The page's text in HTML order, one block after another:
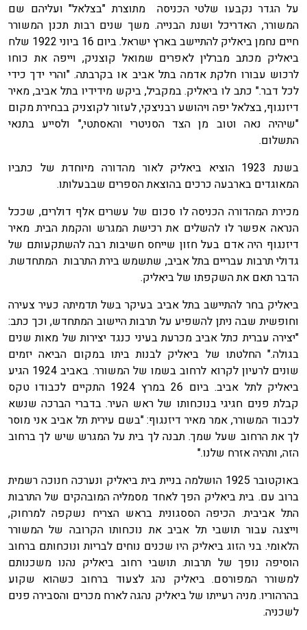
על הגדר נקבעו שלטי הכניסה מתוצרת "בצלאל" ועליהם שם
המשורר, האדריכל ושנת הבנייה. משך שנים רבות תכנן המשורר
חיים נחמן ביאליק להתיישב בארץ ישראל. ביום 16 ביוני 1922 שלח
ביאליק מכתב מברלין לאפרים שמואל קוצניק, וייפה את כוחו
לרכוש עבורו חלקת אדמה בתל אביב או בקרבתה. "והרי ידך כידי
לכל דבר." כתב לו ביאליק. במקביל, ביקש מידידיו בתל אביב, מאיר
דיזנגוף, בצלאל יפה ויהושע רבניצקי, לעזור לקוצניק בבחירת מקום
"שיהיה נאה וטוב מן הצד הסניטרי והאסתטי," ולסייע בתנאי
התשלום.
בשנת 1923 הוציא ביאליק לאור מהדורה מיוחדת של כתביו
המאוגדים בארבעה כרכים בהוצאת הספרים שבבעלותו.
מכירת המהדורה הכניסה לו סכום של עשרים אלף דולרים, שככל
הנראה אפשר לו להשלים את רכישת המגרש והקמת הבית. מאיר
דיזנגוף היה אדם בעל חזון שייחס חשיבות רבה להשתקעותם של
גדולי תרבות עבריים בתל אביב, שתשמש בירת התרבות המתחדשת.
הדבר תאם את השקפתו של ביאליק.
ביאליק בחר להתיישב בתל אביב בעיקר בשל תדמיתה כעיר צעירה
וחופשית שבה ניתן להשפיע על תרבות היישוב המתחדש, וכך כתב:
"יצירה עברית כתל אביב מכרעת בעיני כנגד יצירות של מאות שנים
בגולה." החלטתו של ביאליק לבנות ביתו במקום הביאה יזמים
שונים לרעיון לקרוא לרחוב בשמו של המשורר. באביב 1924 הגיע
ביאליק לתל אביב. ביום 26 במרץ 1924 התקיים לכבודו טקס
קבלת פנים חגיגי בנוכחותו של ראש העיר. בדברי הברכה שנשא
לכבוד המשורר, אמר מאיר דיזנגוף: "בשם עירית תל אביב אני מוסר
לך את הרחוב שעל שמך. תבנה לך בית על המגרש שיש לך ברחוב
הזה, ותהיה אזרח שלנו."
באוקטובר 1925 הושלמה בניית בית ביאליק ונערכה חנוכה רשמית
ברוב עם. בית ביאליק הפך לאחד מסמליה המובהקים של התרבות
התל אביבית. הכיפה הססגונית בראש הצריח נשקפה למרחוק,
וייצגה עבור תושבי תל אביב את נוכחותו הקרובה של המשורר
הלאומי. בני הזוג ביאליק היו שכנים נוחים לבריות ונוכחותם ברחוב
הוסיפה נופך של תרבות. תושבי רחוב ביאליק נהנו משכנותם
למשורר המפורסם. ביאליק נהג לצעוד ברחוב כשהוא שקוע
בהרהוריו. מניה רעייתו של ביאליק נהגה לארח מכרים והסבירה פנים
לשכניה.